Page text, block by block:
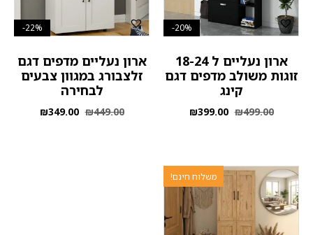
20%-
ארון נעליים ל 18-24
זוגות משולב מדפים דגם
קינג
₪499.00
₪399.00
22%-
ארון נעליים מדפים דגם
זלצבורג במגוון צבעים
לבחירה
₪449.00
₪349.00
משלוח חינם!